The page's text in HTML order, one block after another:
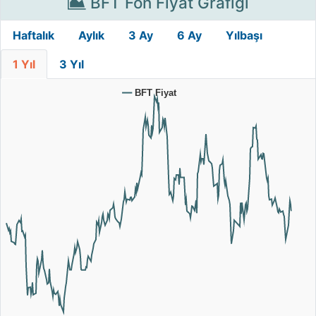
Haftalık Aylık 3 Ay 6 Ay Yılbaşı
1 Yıl 3 Yıl